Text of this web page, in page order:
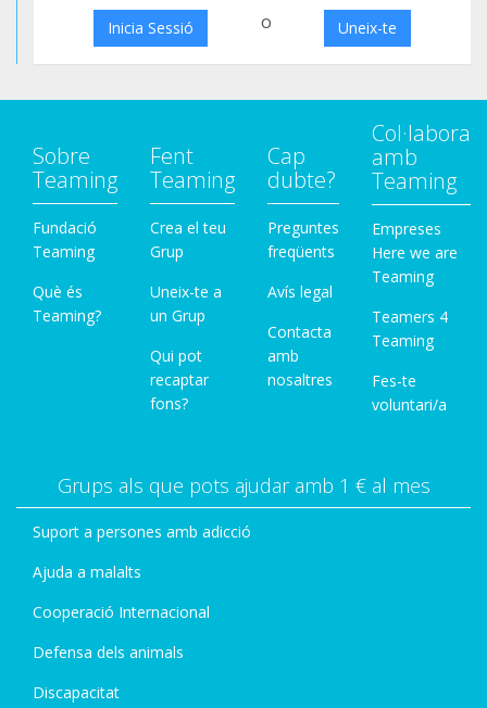
Inicia Sessió o Uneix-te
Sobre
Teaming
Fundació
Teaming
Què és
Teaming?
Fent
Teaming
Crea el teu
Grup
Uneix-te a
un Grup
Qui pot
recaptar
fons?
Cap
dubte?
Preguntes
freqüents
Avís legal
Contacta
amb
nosaltres
Col·labora
amb
Teaming
Empreses
Here we are
Teaming
Teamers 4
Teaming
Fes-te
voluntari/a
Grups als que pots ajudar amb 1 € al mes
Suport a persones amb adicció
Ajuda a malalts
Cooperació Internacional
Defensa dels animals
Discapacitat